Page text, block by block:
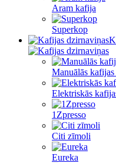
Aram kafija
Superkop
Manuālās
Elektriskās
1Zpresso
Citi zīmoli
Eureka